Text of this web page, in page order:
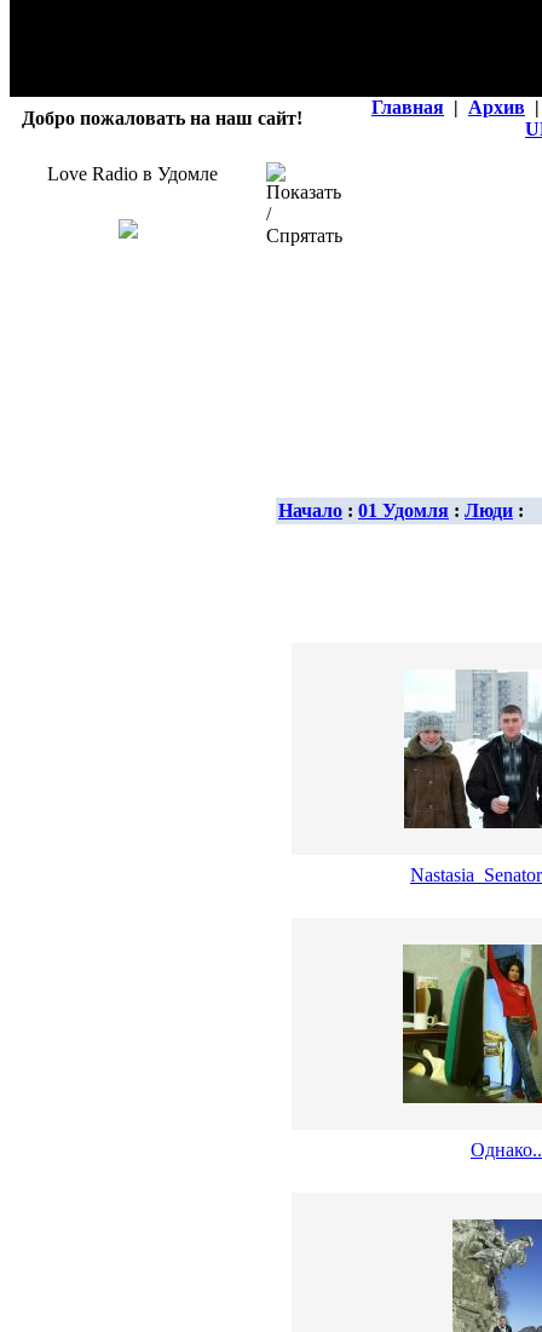
Добро пожаловать на наш сайт!
Главная | Архив |
Love Radio в Удомле
Начало : 01 Удомля : Люди :